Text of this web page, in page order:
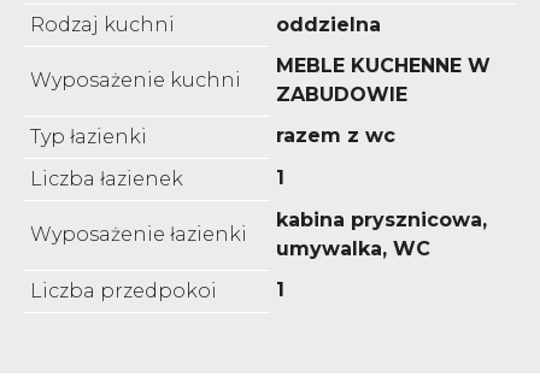
Rodzaj kuchni oddzielna
Wyposażenie kuchni
MEBLE KUCHENNE W
ZABUDOWIE
Typ łazienki
razem z wc
Liczba łazienek
1
Wyposażenie łazienki
kabina prysznicowa,
umywalka, WC
Liczba przedpokoi
1